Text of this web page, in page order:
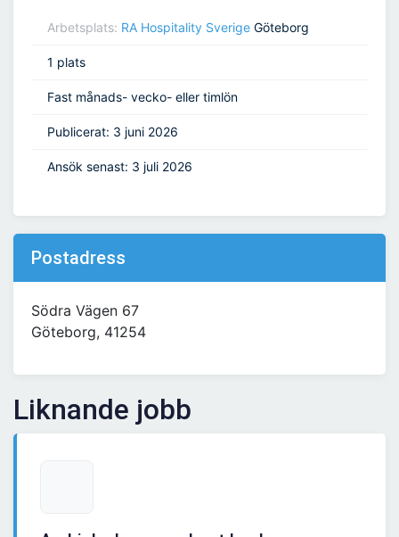
Arbetsplats: RA Hospitality Sverige Göteborg
1 plats
Fast månads- vecko- eller timlön
Publicerat: 3 juni 2026
Ansök senast: 3 juli 2026
Postadress
Södra Vägen 67
Göteborg, 41254
Liknande jobb